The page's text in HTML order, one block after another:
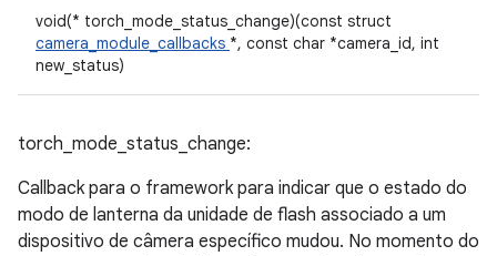
void(* torch_mode_status_change)(const struct
camera_module_callbacks *, const char *camera_id, int
new_status)
torch_mode_status_change:
Callback para o framework para indicar que o estado do
modo de lanterna da unidade de flash associado a um
dispositivo de câmera específico mudou. No momento do